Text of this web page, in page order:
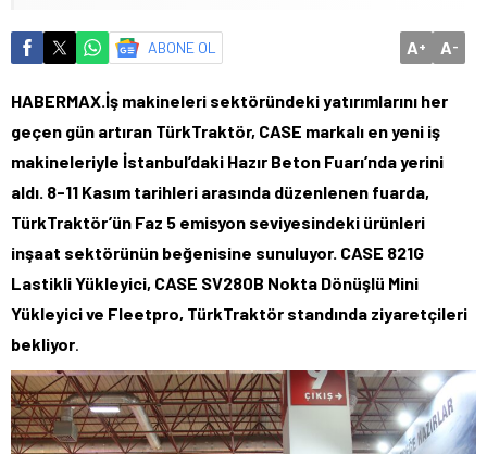
ABONE OL A+ A-
HABERMAX.İş makineleri sektöründeki yatırımlarını her
geçen gün artıran TürkTraktör, CASE markalı en yeni iş
makineleriyle İstanbul’daki Hazır Beton Fuarı’nda yerini
aldı. 8-11 Kasım tarihleri arasında düzenlenen fuarda,
TürkTraktör’ün Faz 5 emisyon seviyesindeki ürünleri
inşaat sektörünün beğenisine sunuluyor. CASE 821G
Lastikli Yükleyici, CASE SV280B Nokta Dönüşlü Mini
Yükleyici ve Fleetpro, TürkTraktör standında ziyaretçileri
bekliyor